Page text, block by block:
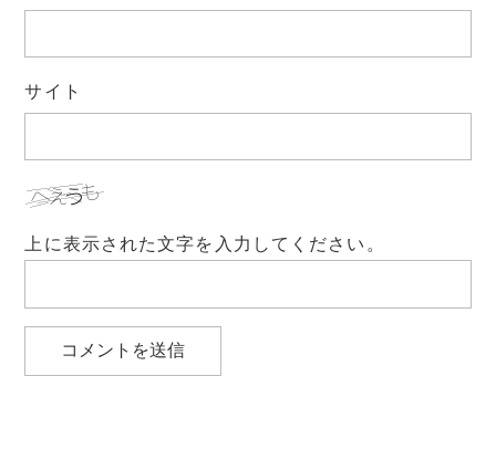
サイト
上に表示された文字を入力してください。